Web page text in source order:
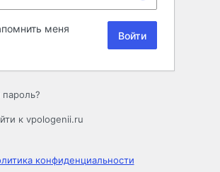
меня
к vpologenii.ru
конфиденциальности